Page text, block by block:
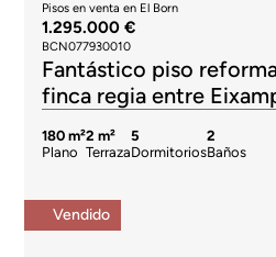
Pisos en venta en El Born
1.295.000 €
BCN077930010
Fantástico piso
finca regia entre
180 m²
Plano
2 m²
Terraza
5
Dormitorios
2
Baños
Vendido